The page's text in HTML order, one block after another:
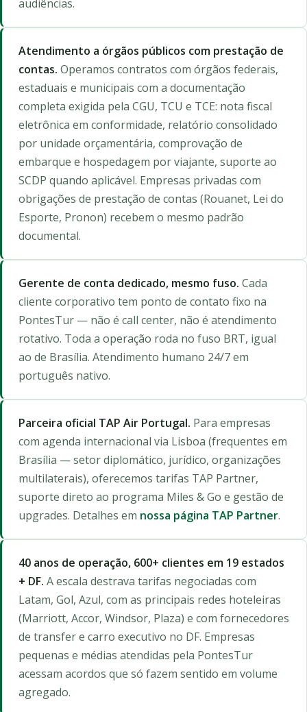
audiências.
Atendimento a órgãos públicos com prestação de
contas. Operamos contratos com órgãos federais,
estaduais e municipais com a documentação
completa exigida pela CGU, TCU e TCE: nota fiscal
eletrônica em conformidade, relatório consolidado
por unidade orçamentária, comprovação de
embarque e hospedagem por viajante, suporte ao
SCDP quando aplicável. Empresas privadas com
obrigações de prestação de contas (Rouanet, Lei do
Esporte, Pronon) recebem o mesmo padrão
documental.
Gerente de conta dedicado, mesmo fuso. Cada
cliente corporativo tem ponto de contato fixo na
PontesTur — não é call center, não é atendimento
rotativo. Toda a operação roda no fuso BRT, igual
ao de Brasília. Atendimento humano 24/7 em
português nativo.
Parceira oficial TAP Air Portugal. Para empresas
com agenda internacional via Lisboa (frequentes em
Brasília — setor diplomático, jurídico, organizações
multilaterais), oferecemos tarifas TAP Partner,
suporte direto ao programa Miles & Go e gestão de
upgrades. Detalhes em nossa página TAP Partner.
40 anos de operação, 600+ clientes em 19 estados
+ DF. A escala destrava tarifas negociadas com
Latam, Gol, Azul, com as principais redes hoteleiras
(Marriott, Accor, Windsor, Plaza) e com fornecedores
de transfer e carro executivo no DF. Empresas
pequenas e médias atendidas pela PontesTur
acessam acordos que só fazem sentido em volume
agregado.